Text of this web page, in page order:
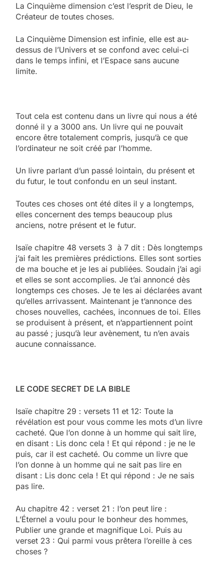
La Cinquième dimension c’est l’esprit de Dieu, le
Créateur de toutes choses.
La Cinquième Dimension est infinie, elle est au-
dessus de l’Univers et se confond avec celui-ci
dans le temps infini, et l’Espace sans aucune
limite.
Tout cela est contenu dans un livre qui nous a été
donné il y a 3000 ans. Un livre qui ne pouvait
encore être totalement compris, jusqu’à ce que
l’ordinateur ne soit créé par l’homme.
Un livre parlant d’un passé lointain, du présent et
du futur, le tout confondu en un seul instant.
Toutes ces choses ont été dites il y a longtemps,
elles concernent des temps beaucoup plus
anciens, notre présent et le futur.
Isaïe chapitre 48 versets 3 à 7 dit : Dès longtemps
j’ai fait les premières prédictions. Elles sont sorties
de ma bouche et je les ai publiées. Soudain j’ai agi
et elles se sont accomplies. Je t’ai annoncé dès
longtemps ces choses. Je te les ai déclarées avant
qu’elles arrivassent. Maintenant je t’annonce des
choses nouvelles, cachées, inconnues de toi. Elles
se produisent à présent, et n’appartiennent point
au passé ; jusqu’à leur avènement, tu n’en avais
aucune connaissance.
LE CODE SECRET DE LA BIBLE
Isaïe chapitre 29 : versets 11 et 12: Toute la
révélation est pour vous comme les mots d’un livre
cacheté. Que l’on donne à un homme qui sait lire,
en disant : Lis donc cela ! Et qui répond : je ne le
puis, car il est cacheté. Ou comme un livre que
l’on donne à un homme qui ne sait pas lire en
disant : Lis donc cela ! Et qui répond : Je ne sais
pas lire.
Au chapitre 42 : verset 21 : l’on peut lire :
L’Éternel a voulu pour le bonheur des hommes,
Publier une grande et magnifique Loi. Puis au
verset 23 : Qui parmi vous prêtera l’oreille à ces
choses ?